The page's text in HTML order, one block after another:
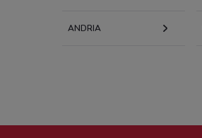
ANDRIA